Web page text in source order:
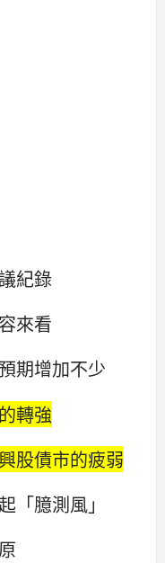
紀錄
來看
期增加不少
轉強
股債市的疲弱
「臆測風」